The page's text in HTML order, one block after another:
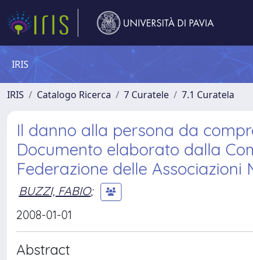
IRIS
IRIS Catalogo Ricerca 7 Curatele 7.1 Curatela
Il danno alla persona da
Documento elaborato dalla
Federazione delle Associazioni
BUZZI, FABIO;
2008-01-01
Abstract